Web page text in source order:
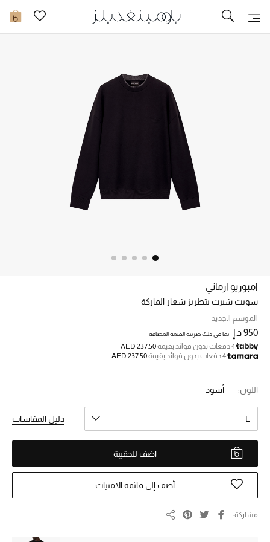
0 تخفيضات
خصم حتى 70%
تسوقوا الآن
ما وصلنا حديثاً
ما وصلنا حديثاً
النساء
الحقائب النسائية
أحذية النسائية
امبوريو ارماني
سويت شيرت بتطريز شعار الماركة
الموسم الجديد
950 د.إ بما في ذلك ضريبة القيمة المضافة
4 دفعات بدون فوائد بقيمة
AED 237.50
4 دفعات بدون فوائد بقيمة
AED 237.50
اللون: أسود
L دليل المقاسات
اضف للحقيبة
أضف إلى قائمة الامنيات
مشاركة